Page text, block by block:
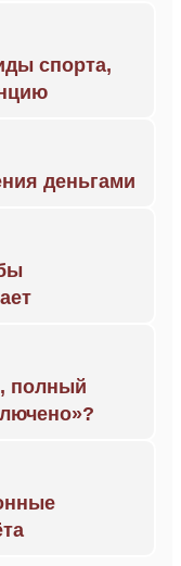
спорта,
деньгами
полный